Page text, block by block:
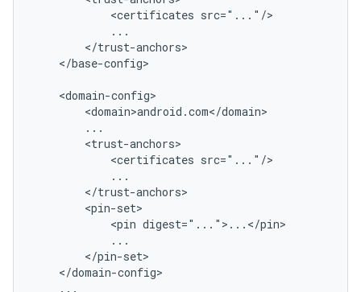
<certificates
</base-config>
<certificates
<pin